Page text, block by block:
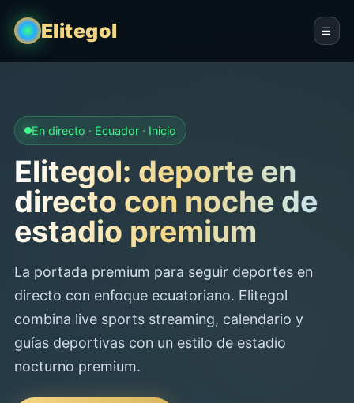
Elitegol ☰
En directo · Ecuador · Inicio
Elitegol: deporte en
directo con noche de
estadio premium
La portada premium para seguir deportes en
directo con enfoque ecuatoriano. Elitegol
combina live sports streaming, calendario y
guías deportivas con un estilo de estadio
nocturno premium.